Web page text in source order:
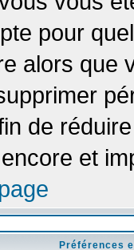
pour
alors que
de
et
Préférences